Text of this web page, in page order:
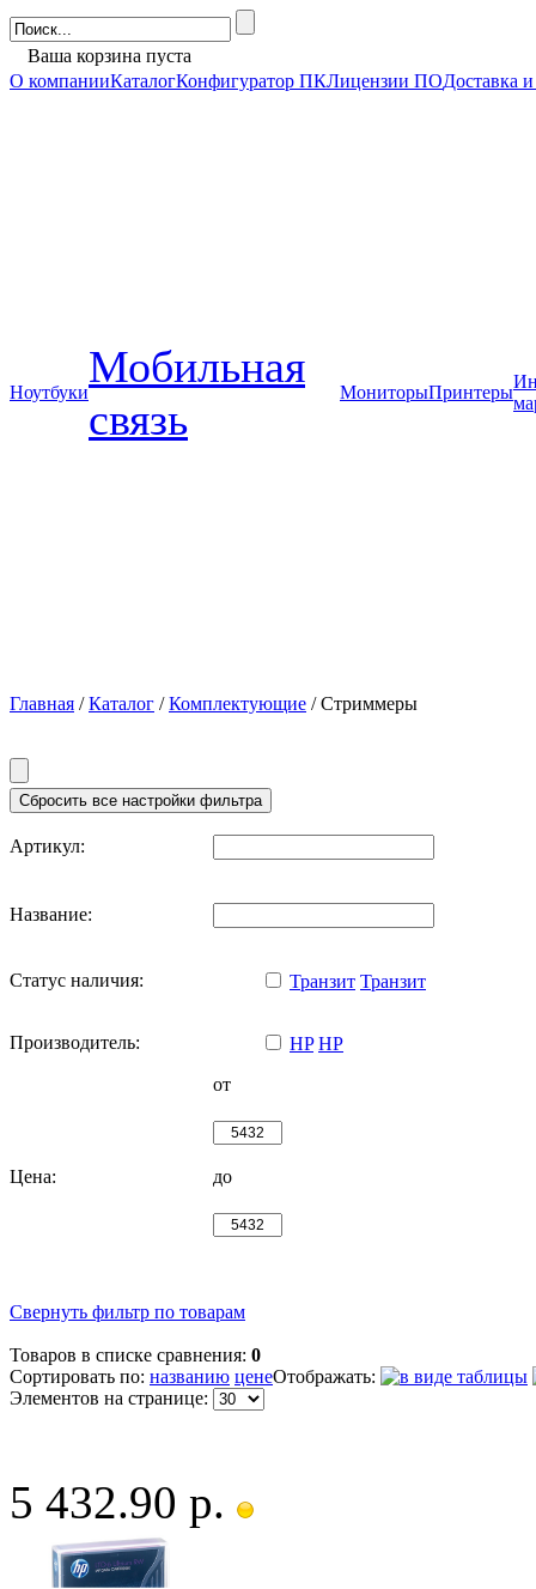
Ваша корзина пуста
О компанииКаталогКонфигуратор ПКЛицензии ПОДоставка
Ноутбуки
Мобильная
связь
МониторыПринтеры
Главная /Каталог /Комплектующие / Стриммеры
Артикул:
Название:
Статус наличия: Транзит Транзит
Производитель: HP HP
Цена:
от
до
Свернуть фильтр по товарам
Товаров в списке сравнения: 0
Сортировать по: названию ценеОтображать:
Элементов на странице:
5 432.90 р.